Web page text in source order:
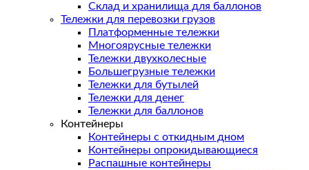
Склад и хранилища для баллонов
Тележки для перевозки грузов
Платформенные тележки
Многоярусные тележки
Тележки двухколесные
Большегрузные тележки
Тележки для бутылей
Тележки для денег
Тележки для баллонов
Контейнеры
Контейнеры с откидным дном
Контейнеры опрокидывающиеся
Распашные контейнеры